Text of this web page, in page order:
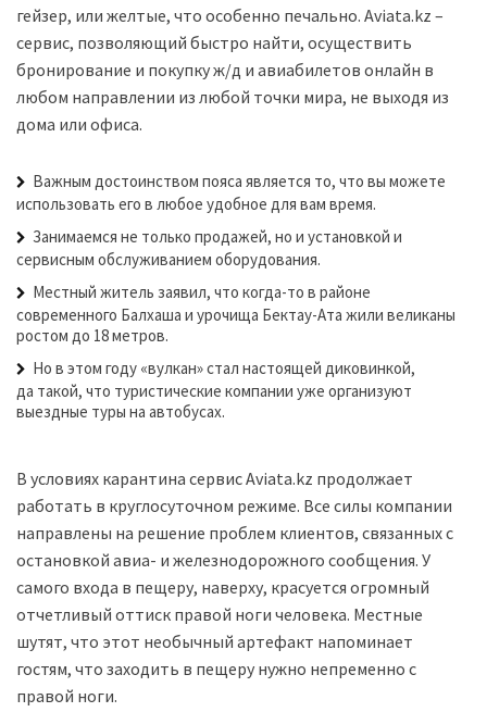
гейзер, или желтые, что особенно печально. Aviata.kz –
сервис, позволяющий быстро найти, осуществить
бронирование и покупку ж/д и авиабилетов онлайн в
любом направлении из любой точки мира, не выходя из
дома или офиса.
Важным достоинством пояса является то, что вы можете
использовать его в любое удобное для вам время.
Занимаемся не только продажей, но и установкой и
сервисным обслуживанием оборудования.
Местный житель заявил, что когда-то в районе
современного Балхаша и урочища Бектау-Ата жили великаны
ростом до 18 метров.
Но в этом году «вулкан» стал настоящей диковинкой,
да такой, что туристические компании уже организуют
выездные туры на автобусах.
В условиях карантина сервис Aviata.kz продолжает
работать в круглосуточном режиме. Все силы компании
направлены на решение проблем клиентов, связанных с
остановкой авиа- и железнодорожного сообщения. У
самого входа в пещеру, наверху, красуется огромный
отчетливый оттиск правой ноги человека. Местные
шутят, что этот необычный артефакт напоминает
гостям, что заходить в пещеру нужно непременно с
правой ноги.